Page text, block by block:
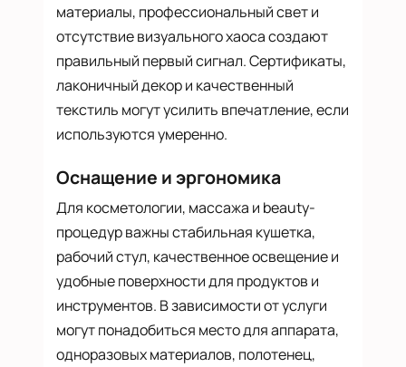
материалы, профессиональный свет и
отсутствие визуального хаоса создают
правильный первый сигнал. Сертификаты,
лаконичный декор и качественный
текстиль могут усилить впечатление, если
используются умеренно.
Оснащение и эргономика
Для косметологии, массажа и beauty-
процедур важны стабильная кушетка,
рабочий стул, качественное освещение и
удобные поверхности для продуктов и
инструментов. В зависимости от услуги
могут понадобиться место для аппарата,
одноразовых материалов, полотенец,